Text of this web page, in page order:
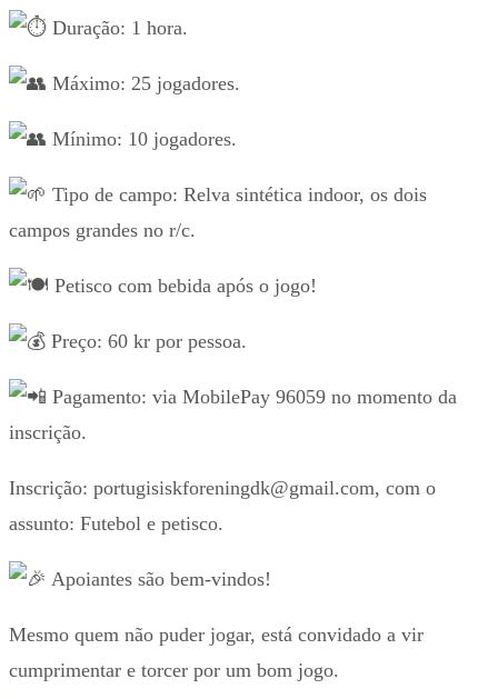
Duração: 1 hora.
Máximo: 25 jogadores.
Mínimo: 10 jogadores.
Tipo de campo: Relva sintética indoor, os dois
campos grandes no r/c.
Petisco com bebida após o jogo!
Preço: 60 kr por pessoa.
Pagamento: via MobilePay 96059 no momento da
inscrição.
Inscrição: portugisiskforeningdk@gmail.com, com o
assunto: Futebol e petisco.
Apoiantes são bem-vindos!
Mesmo quem não puder jogar, está convidado a vir
cumprimentar e torcer por um bom jogo.